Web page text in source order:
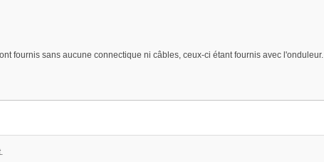
fournis sans aucune connectique ni câbles, ceux-ci étant fournis avec l'onduleur.